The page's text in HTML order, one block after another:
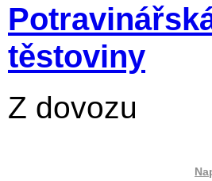
těstoviny
Z dovozu